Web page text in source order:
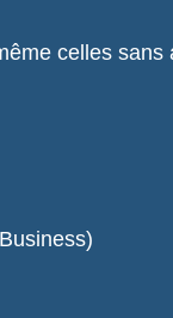
celles sans